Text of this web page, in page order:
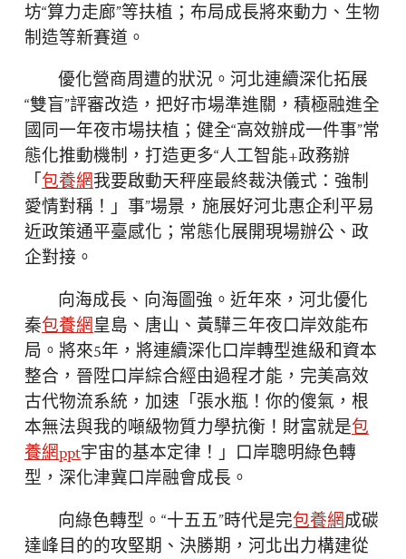
坊“算力走廊”等扶植；布局成長將來動力、生物
制造等新賽道。
優化營商周遭的狀況。河北連續深化拓展
“雙盲”評審改造，把好市場準進關，積極融進全
國同一年夜市場扶植；健全“高效辦成一件事”常
態化推動機制，打造更多“人工智能+政務辦
「包養網我要啟動天秤座最終裁決儀式：強制
愛情對稱！」事”場景，施展好河北惠企利平易
近政策通平臺感化；常態化展開現場辦公、政
企對接。
向海成長、向海圖強。近年來，河北優化
秦包養網皇島、唐山、黃驊三年夜口岸效能布
局。將來5年，將連續深化口岸轉型進級和資本
整合，晉陞口岸綜合經由過程才能，完美高效
古代物流系統，加速「張水瓶！你的傻氣，根
本無法與我的噸級物質力學抗衡！財富就是包
養網ppt宇宙的基本定律！」口岸聰明綠色轉
型，深化津冀口岸融會成長。
向綠色轉型。“十五五”時代是完包養網成碳
達峰目的的攻堅期、決勝期，河北出力構建從